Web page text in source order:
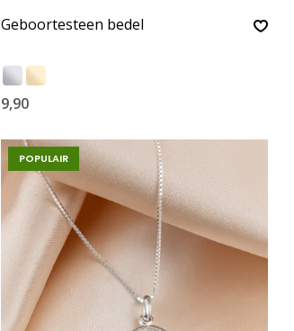
Geboortesteen bedel
9,90
POPULAIR